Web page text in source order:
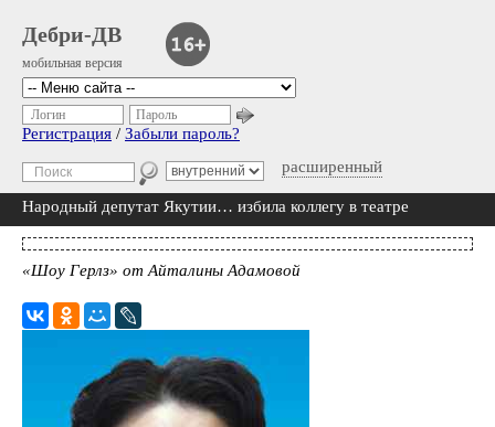
Дебри-ДВ
мобильная версия
расширенный
Логин Пароль
Регистрация / Забыли пароль?
Народный депутат Якутии… избила коллегу в театре
«Шоу Герлз» от Айталины Адамовой